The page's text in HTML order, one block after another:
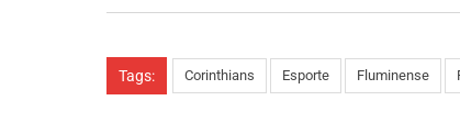
Tags: Corinthians Esporte Fluminense